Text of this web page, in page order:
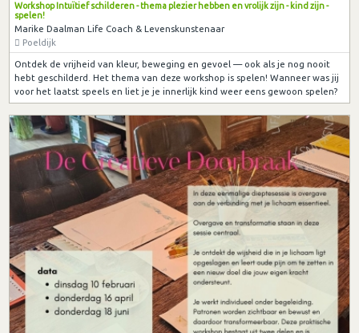
Workshop Intuïtief schilderen - thema plezier hebben en vrolijk zijn - kind zijn -
spelen!
Marike Daalman Life Coach & Levenskunstenaar
Poeldijk
Ontdek de vrijheid van kleur, beweging en gevoel — ook als je nog nooit
hebt geschilderd. Het thema van deze workshop is spelen! Wanneer was jij
voor het laatst speels en liet je je innerlijk kind weer eens gewoon spelen?